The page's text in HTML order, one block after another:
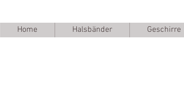
Home Halsbänder Geschirre